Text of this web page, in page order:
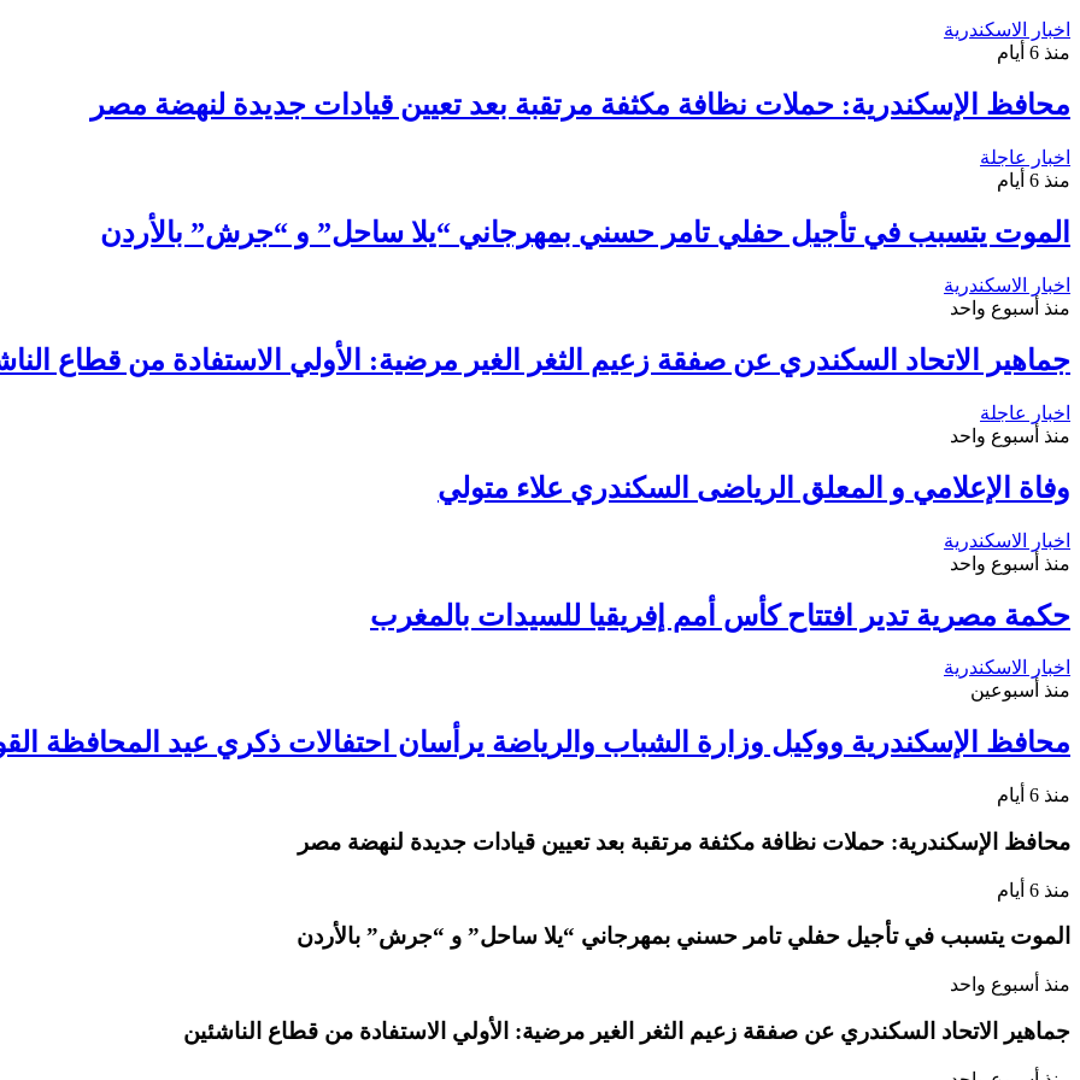
اخبار الاسكندرية
منذ 6 أيام
محافظ الإسكندرية: حملات نظافة مكثفة مرتقبة بعد تعيين قيادات جديدة لنهضة مصر
اخبار عاجلة
منذ 6 أيام
الموت يتسبب في تأجيل حفلي تامر حسني بمهرجاني “يلا ساحل” و “جرش” بالأردن
اخبار الاسكندرية
منذ أسبوع واحد
جماهير الاتحاد السكندري عن صفقة زعيم الثغر الغير مرضية: الأولي الاستفادة من قطاع
اخبار عاجلة
منذ أسبوع واحد
وفاة الإعلامي و المعلق الرياضى السكندري علاء متولي
اخبار الاسكندرية
منذ أسبوع واحد
حكمة مصرية تدير افتتاح كأس أمم إفريقيا للسيدات بالمغرب
اخبار الاسكندرية
منذ أسبوعين
محافظ الإسكندرية ووكيل وزارة الشباب والرياضة يرأسان احتفالات ذكري عيد المحافظة
منذ 6 أيام
محافظ الإسكندرية: حملات نظافة مكثفة مرتقبة بعد تعيين قيادات جديدة لنهضة مصر
منذ 6 أيام
الموت يتسبب في تأجيل حفلي تامر حسني بمهرجاني “يلا ساحل” و “جرش” بالأردن
منذ أسبوع واحد
جماهير الاتحاد السكندري عن صفقة زعيم الثغر الغير مرضية: الأولي الاستفادة من قطاع الناشئين